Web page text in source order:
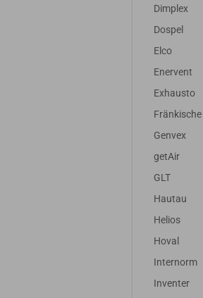
Dimplex
Dospel
Elco
Enervent
Exhausto
Fränkische
Genvex
getAir
GLT
Hautau
Helios
Hoval
Internorm
Inventer